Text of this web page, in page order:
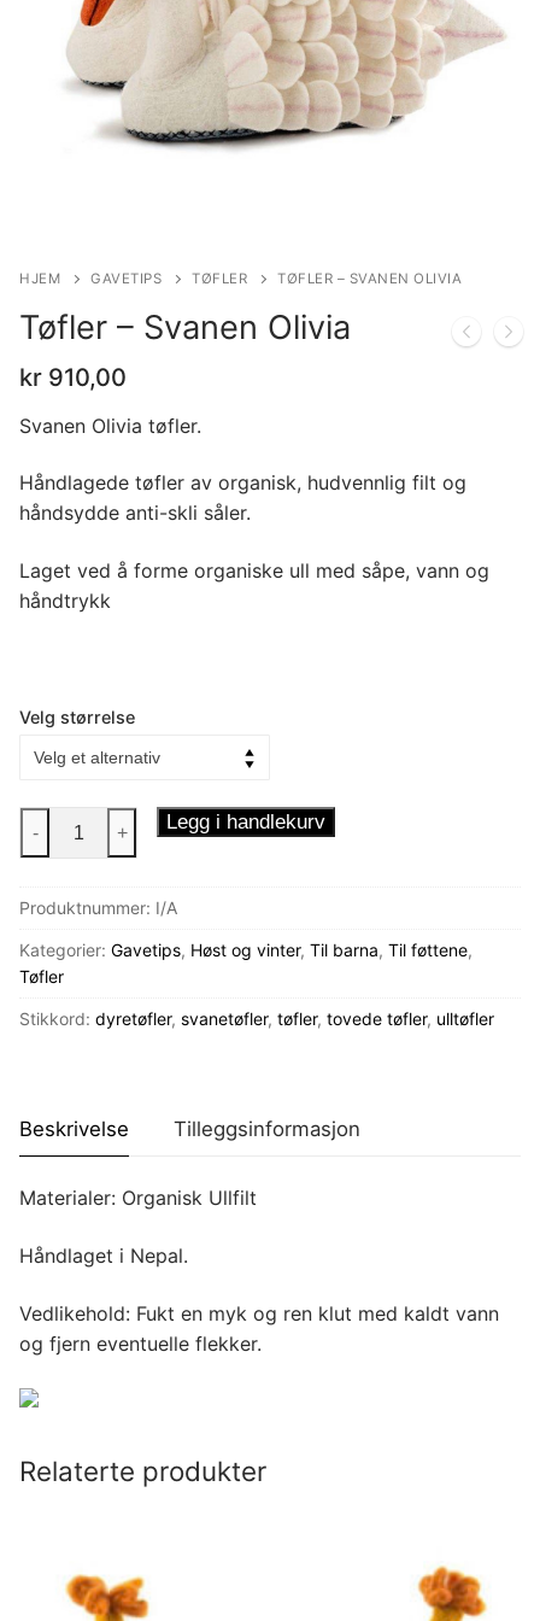
HJEM GAVETIPS TØFLER TØFLER – SVANEN OLIVIA
Tøfler – Svanen Olivia
kr 910,00
Svanen Olivia tøfler.
Håndlagede tøfler av organisk, hudvennlig filt og
håndsydde anti-skli såler.
Laget ved å forme organiske ull med såpe, vann og
håndtrykk
Velg størrelse
-
Olivia
antall
- + Legg i handlekurv
Produktnummer: I/A
Kategorier: Gavetips, Høst og vinter, Til barna, Til føttene,
Tøfler
Stikkord: dyretøfler, svanetøfler, tøfler, tovede tøfler, ulltøfler
Beskrivelse Tilleggsinformasjon
Materialer: Organisk Ullfilt
Håndlaget i Nepal.
Vedlikehold: Fukt en myk og ren klut med kaldt vann
og fjern eventuelle flekker.
Relaterte produkter